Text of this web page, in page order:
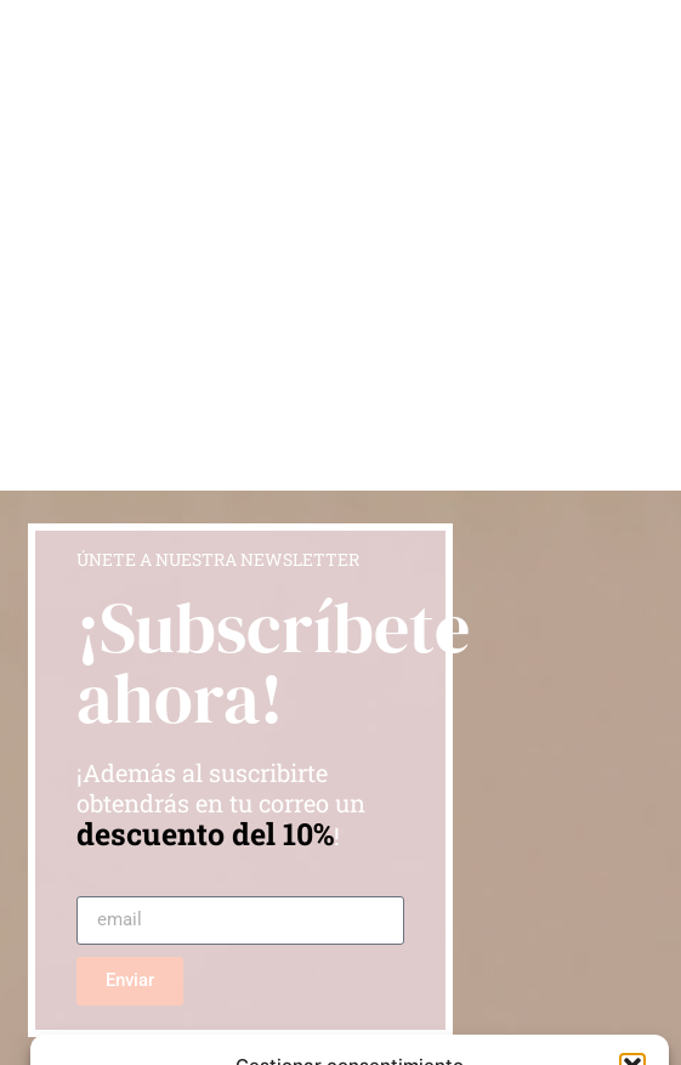
ÚNETE A NUESTRA NEWSLETTER
¡Subscríbete
ahora!
¡Además al suscribirte
obtendrás en tu correo un
descuento del 10%!
Enviar